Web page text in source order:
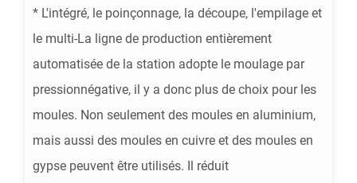
* L'intégré, le poinçonnage, la découpe, l'empilage et
le multi-La ligne de production entièrement
automatisée de la station adopte le moulage par
pressionnégative, il y a donc plus de choix pour les
moules. Non seulement des moules en aluminium,
mais aussi des moules en cuivre et des moules en
gypse peuvent être utilisés. Il réduit